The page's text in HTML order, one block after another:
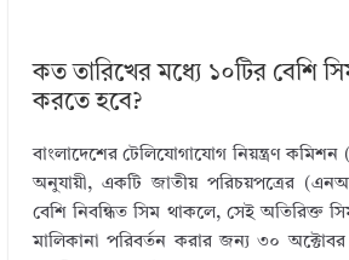
কত তারিখের মধ্যে ১০টির বেশি
করতে হবে?
বাংলাদেশের টেলিযোগাযোগ নিয়ন্ত্রণ কমিশন
অনুযায়ী, একটি জাতীয় পরিচয়পত্রের
বেশি নিবন্ধিত সিম থাকলে, সেই অতিরিক্ত
মালিকানা পরিবর্তন করার জন্য ৩০ অক্টোবর